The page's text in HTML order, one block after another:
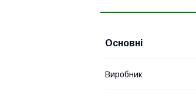
Основні
Виробник